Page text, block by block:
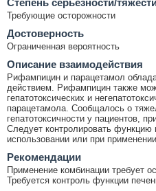
Требующие осторожности
Достоверность
Ограниченная вероятность
Описание взаимодействия
Рифампицин и парацетамол
действием. Рифампицин также
гепатотоксических и
парацетамола. Сообщалось о
гепатотоксичности у пациентов,
Следует контролировать функцию
использовании или при
Рекомендации
Применение комбинации требует
Требуется контроль функции